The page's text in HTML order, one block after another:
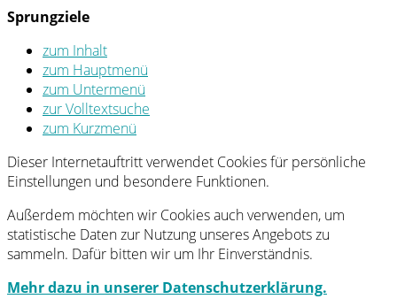
Sprungziele
zum Inhalt
zum Hauptmenü
zum Untermenü
zur Volltextsuche
zum Kurzmenü
Dieser Internetauftritt verwendet Cookies für persönliche
Einstellungen und besondere Funktionen.
Außerdem möchten wir Cookies auch verwenden, um
statistische Daten zur Nutzung unseres Angebots zu
sammeln. Dafür bitten wir um Ihr Einverständnis.
Mehr dazu in unserer Datenschutzerklärung.